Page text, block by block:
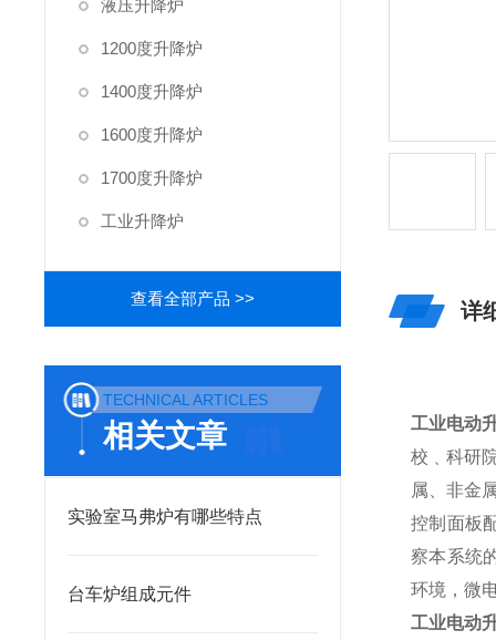
液压升降炉
1200度升降炉
1400度升降炉
1600度升降炉
1700度升降炉
工业升降炉
查看全部产品 >>
TECHNICAL ARTICLES
相关文章
实验室马弗炉有哪些特点
台车炉组成元件
详
工业电动
校﹑科研
属、非金
控制面板
察本系统
环境，微
工业电动